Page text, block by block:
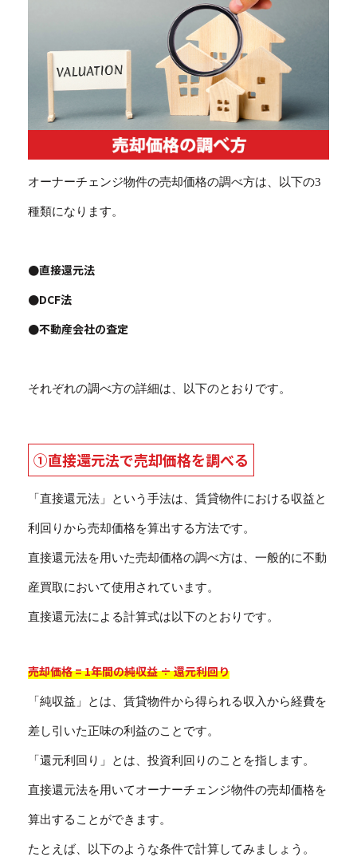
オーナーチェンジ物件の売却価格の調べ方は、以下の3
種類になります。
●直接還元法
●DCF法
●不動産会社の査定
それぞれの調べ方の詳細は、以下のとおりです。
①直接還元法で売却価格を調べる
「直接還元法」という手法は、賃貸物件における収益と
利回りから売却価格を算出する方法です。
直接還元法を用いた売却価格の調べ方は、一般的に不動
産買取において使用されています。
直接還元法による計算式は以下のとおりです。
売却価格 = 1年間の純収益 ÷ 還元利回り
「純収益」とは、賃貸物件から得られる収入から経費を
差し引いた正味の利益のことです。
「還元利回り」とは、投資利回りのことを指します。
直接還元法を用いてオーナーチェンジ物件の売却価格を
算出することができます。
たとえば、以下のような条件で計算してみましょう。